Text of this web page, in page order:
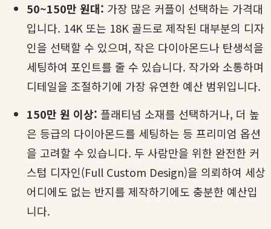
50~150만 원대: 가장 많은 커플이 선택하는 가격대
입니다. 14K 또는 18K 골드로 제작된 대부분의 디자
인을 선택할 수 있으며, 작은 다이아몬드나 탄생석을
세팅하여 포인트를 줄 수 있습니다. 작가와 소통하며
디테일을 조절하기에 가장 유연한 예산 범위입니다.
150만 원 이상: 플래티넘 소재를 선택하거나, 더 높
은 등급의 다이아몬드를 세팅하는 등 프리미엄 옵션
을 고려할 수 있습니다. 두 사람만을 위한 완전한 커
스텀 디자인(Full Custom Design)을 의뢰하여 세상
어디에도 없는 반지를 제작하기에도 충분한 예산입
니다.